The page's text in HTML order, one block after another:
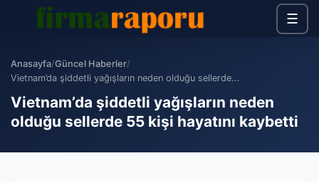
☰
Anasayfa/Güncel Haberler/
Vietnam’da şiddetli yağışların neden olduğu sellerde...
Vietnam’da şiddetli yağışların neden
olduğu sellerde 55 kişi hayatını kaybetti